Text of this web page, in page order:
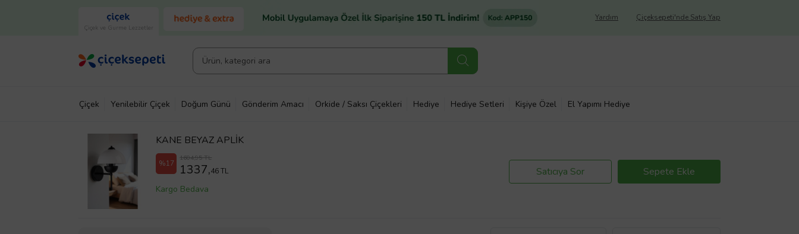
Çiçek ve Gurme Lezzetler
Çiçeksepeti'nde Satış Yap
Yardım
Çiçek Yenilebilir Çiçek Doğum Günü Gönderim Amacı Orkide / Saksı Çiçekleri Hediye Hediye Setleri Kişiye Özel El Yapımı Hediye
KANE BEYAZ APLİK
%17
1604,95 TL
1337,46 TL
Kargo Bedava
Satıcıya Sor Sepete Ekle